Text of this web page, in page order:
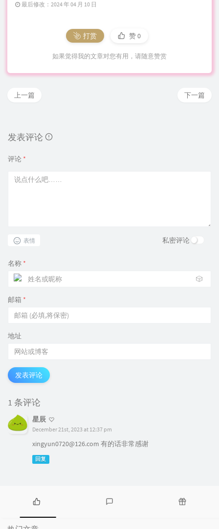
最后修改：2024 年 04 月 10 日
打赏 赞0
如果觉得我的文章对您有用，请随意赞赏
下一篇
上一篇
发表评论
评论 *
表情 私密评论
名称 *
🎲
邮箱 *
地址
发表评论
1 条评论
星辰
December 21st, 2023 at 12:37 pm
xingyun0720@126.com 有的话非常感谢
回复
热
门